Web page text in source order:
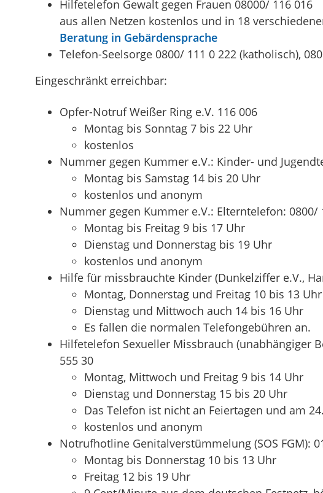
Hilfetelefon Gewalt gegen Frauen 08000/ 116 016
aus allen Netzen kostenlos und in 18
Beratung in Gebärdensprache
Telefon-Seelsorge 0800/ 111 0 222 (katholisch),
Eingeschränkt erreichbar:
Opfer-Notruf Weißer Ring e.V. 116 006
Montag bis Sonntag 7 bis 22 Uhr
kostenlos
Nummer gegen Kummer e.V.: Kinder- und
Montag bis Samstag 14 bis 20 Uhr
kostenlos und anonym
Nummer gegen Kummer e.V.: Elterntelefon: 0800/
Montag bis Freitag 9 bis 17 Uhr
Dienstag und Donnerstag bis 19 Uhr
kostenlos und anonym
Hilfe für missbrauchte Kinder (Dunkelziffer e.V.,
Montag, Donnerstag und Freitag 10 bis 13 Uhr
Dienstag und Mittwoch auch 14 bis 16 Uhr
Es fallen die normalen Telefongebühren an.
Hilfetelefon Sexueller Missbrauch (unabhängiger
555 30
Montag, Mittwoch und Freitag 9 bis 14 Uhr
Dienstag und Donnerstag 15 bis 20 Uhr
Das Telefon ist nicht an Feiertagen und am
kostenlos und anonym
Notrufhotline Genitalverstümmelung (SOS FGM):
Montag bis Donnerstag 10 bis 13 Uhr
Freitag 12 bis 19 Uhr